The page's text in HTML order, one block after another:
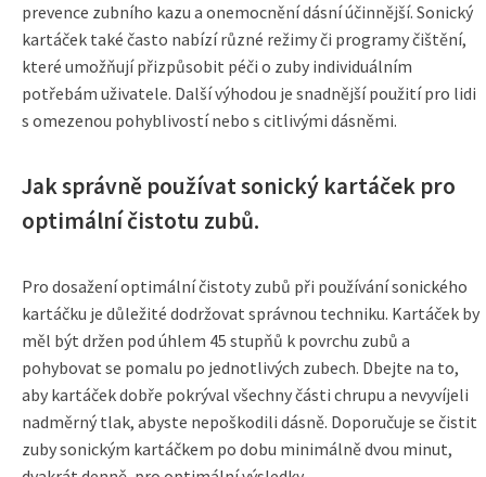
prevence zubního kazu a onemocnění dásní účinnější. Sonický
kartáček také často nabízí různé režimy či programy čištění,
které umožňují přizpůsobit péči o zuby individuálním
potřebám uživatele. Další výhodou je snadnější použití pro lidi
s omezenou pohyblivostí nebo s citlivými dásněmi.
Jak správně používat sonický kartáček pro
optimální čistotu zubů.
Pro dosažení optimální čistoty zubů při používání sonického
kartáčku je důležité dodržovat správnou techniku. Kartáček by
měl být držen pod úhlem 45 stupňů k povrchu zubů a
pohybovat se pomalu po jednotlivých zubech. Dbejte na to,
aby kartáček dobře pokrýval všechny části chrupu a nevyvíjeli
nadměrný tlak, abyste nepoškodili dásně. Doporučuje se čistit
zuby sonickým kartáčkem po dobu minimálně dvou minut,